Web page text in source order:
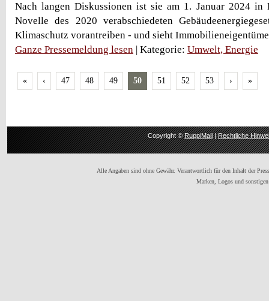
Nach langen Diskussionen ist sie am 1. Januar 2024 in
Novelle des 2020 verabschiedeten
Klimaschutz vorantreiben - und sieht
Ganze Pressemeldung lesen | Kategorie: Umwelt, Energie
« ‹ 47 48 49 50 51 52 53 › »
Copyright ©RuppiMail|Rechtliche
Alle Angaben sind ohne Gewähr. Verantwortlich für den Inhalt der
Marken, Logos und